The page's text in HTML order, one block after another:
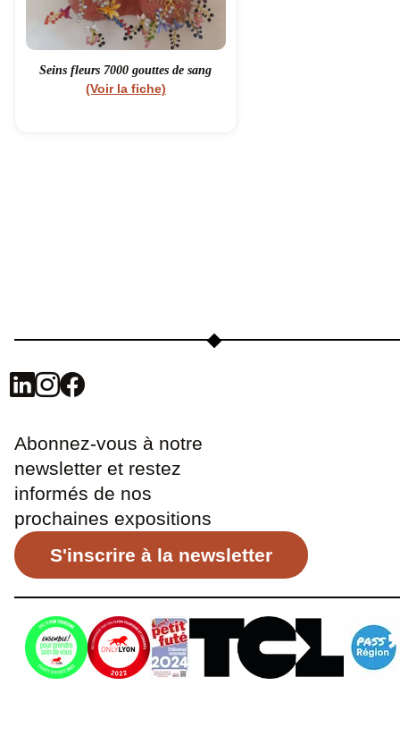
Seins fleurs 7000 gouttes de sang
(Voir la fiche)
Abonnez-vous à notre
newsletter et restez
informés de nos
prochaines expositions
S'inscrire à la newsletter